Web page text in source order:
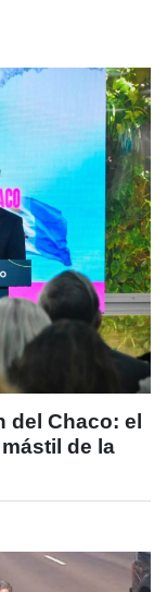
del Chaco: el
de la